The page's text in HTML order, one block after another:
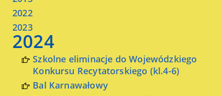
2022
2023
2024
Szkolne eliminacje do Wojewódzkiego
Konkursu Recytatorskiego (kl.4-6)
Bal Karnawałowy